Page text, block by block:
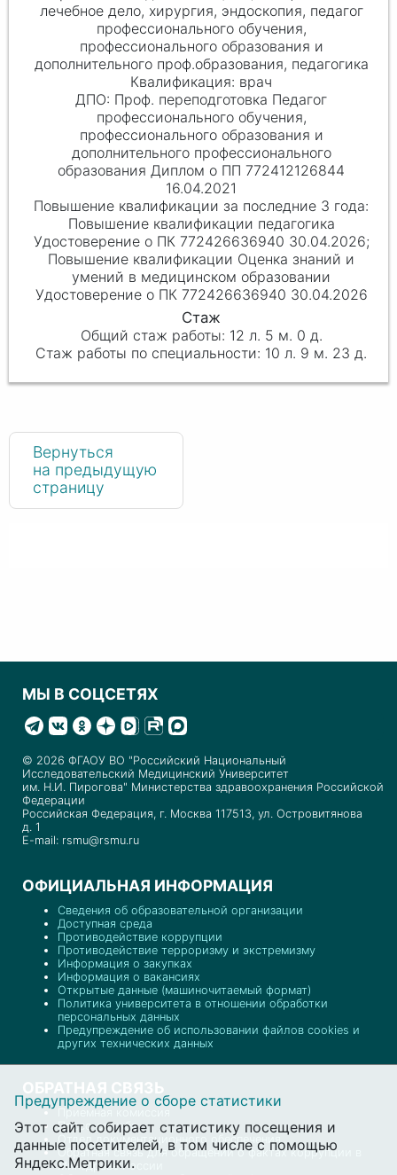
лечебное дело, хирургия, эндоскопия, педагог
профессионального обучения,
профессионального образования и
дополнительного проф.образования, педагогика
врач
Проф. переподготовка Педагог
профессионального обучения,
профессионального образования и
дополнительного профессионального
образования Диплом о ПП 772412126844
16.04.2021
Повышение квалификации педагогика
Удостоверение о ПК 772426636940 30.04.2026;
Повышение квалификации Оценка знаний и
умений в медицинском образовании
Удостоверение о ПК 772426636940 30.04.2026
12 л. 5 м. 0 д.
10 л. 9 м. 23 д.
Вернуться
на предыдущую
страницу
МЫ В СОЦСЕТЯХ
© 2026 ФГАОУ ВО "Российский Национальный
Исследовательский Медицинский Университет
им. Н.И. Пирогова" Министерства здравоохранения Российской
Федерации
Российская Федерация, г. Москва 117513, ул. Островитянова
д. 1
E-mail: rsmu@rsmu.ru
ОФИЦИАЛЬНАЯ ИНФОРМАЦИЯ
Сведения об образовательной организации
Доступная среда
Противодействие коррупции
Противодействие терроризму и экстремизму
Информация о закупках
Информация о вакансиях
Открытые данные (машиночитаемый формат)
Политика университета в отношении обработки
персональных данных
Предупреждение об использовании файлов cookies и
других технических данных
ОБРАТНАЯ СВЯЗЬ
Приемная комиссия
Пресс-служба
Отдел документационного обеспечения
Обратная связь для обращений о фактах коррупции в
Минздраве России
Предупреждение о сборе статистики
Этот сайт собирает статистику посещения и
данные посетителей, в том числе с помощью
Яндекс.Метрики.